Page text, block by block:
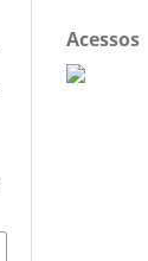
Acessos